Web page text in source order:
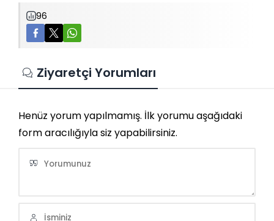
96
Ziyaretçi Yorumları
Henüz yorum yapılmamış. İlk yorumu aşağıdaki
form aracılığıyla siz yapabilirsiniz.